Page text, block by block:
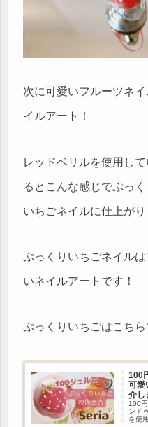
次に可愛いフルーツネ
イルアート！
レッドベリルを使用し
るとこんな感じでぷっ
いちごネイルに仕上がり
ぷっくりいちごネイル
いネイルアートです！
ぷっくりいちごはこちら
100
可愛
介し
100
ンド
を使